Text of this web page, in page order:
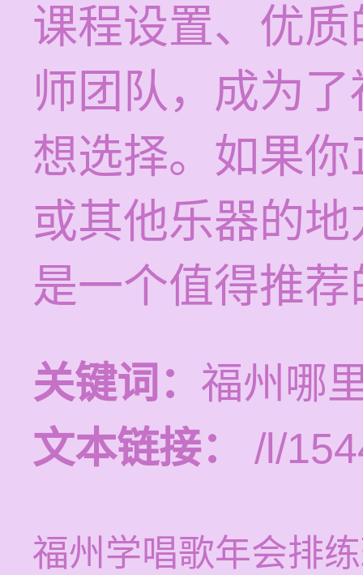
课程设置、优
师团队，成为
想选择。如果
或其他乐器的
是一个值得推
关键词： 福州哪
文本链接：
/l/
福州学唱歌年会排